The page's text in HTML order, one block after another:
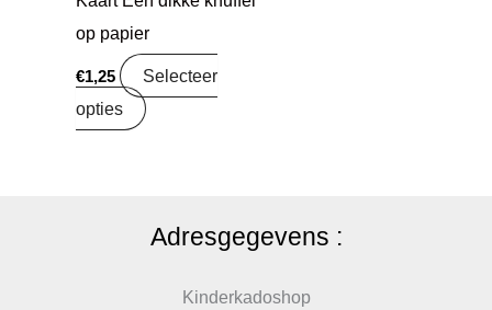
op papier
€1,25
Selecteer
opties
Adresgegevens :
Kinderkadoshop